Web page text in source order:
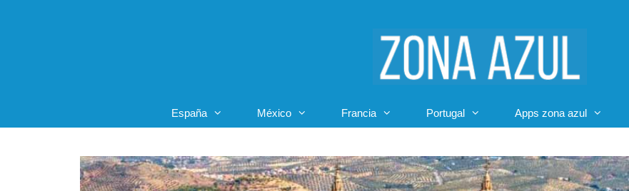
España México Francia Portugal Apps zona azul